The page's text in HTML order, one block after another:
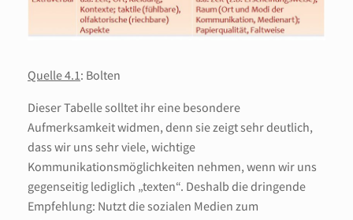
Quelle 4.1: Bolten
Dieser Tabelle solltet ihr eine besondere
Aufmerksamkeit widmen, denn sie zeigt sehr deutlich,
dass wir uns sehr viele, wichtige
Kommunikationsmöglichkeiten nehmen, wenn wir uns
gegenseitig lediglich „texten“. Deshalb die dringende
Empfehlung: Nutzt die sozialen Medien zum